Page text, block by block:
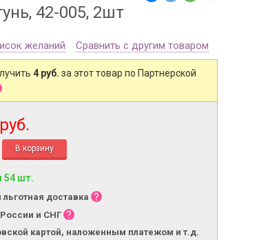
42-005, 2шт
желаний Сравнить с другим товаром
4 руб. за этот товар по Партнерской
54 шт.
льготная доставка
и СНГ
картой, наложенным платежом и т.д.